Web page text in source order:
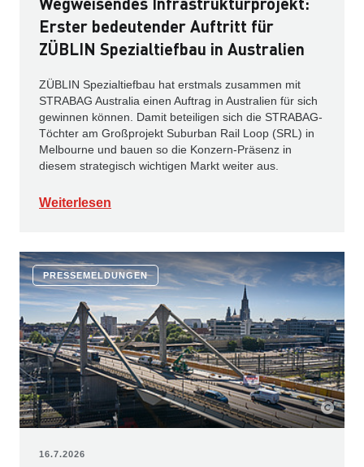
Erster bedeutender Auftritt für
ZÜBLIN Spezialtiefbau in Australien
ZÜBLIN Spezialtiefbau hat erstmals zusammen mit
STRABAG Australia einen Auftrag in Australien für sich
gewinnen können. Damit beteiligen sich die STRABAG-
Töchter am Großprojekt Suburban Rail Loop (SRL) in
Melbourne und bauen so die Konzern-Präsenz in
diesem strategisch wichtigen Markt weiter aus.
Weiterlesen
PRESSEMELDUNGEN
16.7.2026